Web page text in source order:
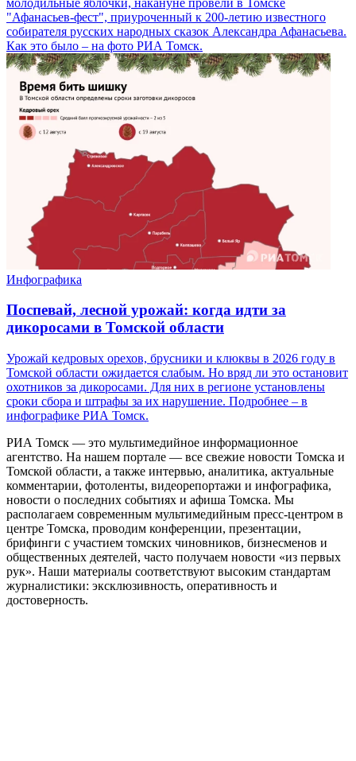
"Афанасьев-фест", приуроченный к 200-летию известного
собирателя русских народных сказок Александра Афанасьева.
Как это было – на фото РИА Томск.
Инфографика
Поспевай, лесной урожай: когда идти за
дикоросами в Томской области
Урожай кедровых орехов, брусники и клюквы в 2026 году в
Томской области ожидается слабым. Но вряд ли это остановит
охотников за дикоросами. Для них в регионе установлены
сроки сбора и штрафы за их нарушение. Подробнее – в
инфографике РИА Томск.
РИА Томск — это мультимедийное информационное
агентство. На нашем портале — все свежие новости Томска и
Томской области, а также интервью, аналитика, актуальные
комментарии, фотоленты, видеорепортажи и инфографика,
новости о последних событиях и афиша Томска. Мы
располагаем современным мультимедийным пресс-центром в
центре Томска, проводим конференции, презентации,
брифинги с участием томских чиновников, бизнесменов и
общественных деятелей, часто получаем новости «из первых
рук». Наши материалы соответствуют высоким стандартам
журналистики: эксклюзивность, оперативность и
достоверность.